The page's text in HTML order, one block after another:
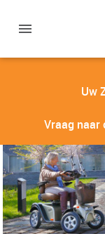
Uw
Vraag naar